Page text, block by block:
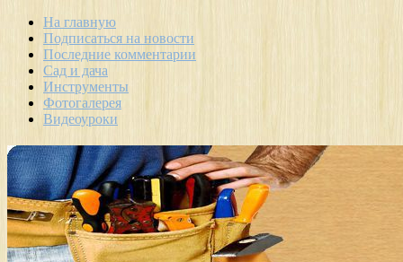
На главную
Подписаться на новости
Последние комментарии
Сад и дача
Инструменты
Фотогалерея
Видеоуроки